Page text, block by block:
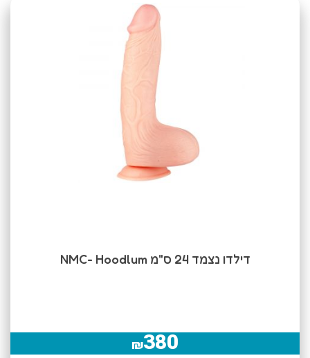
דילדו נצמד 24 ס"מ NMC- Hoodlum
₪380